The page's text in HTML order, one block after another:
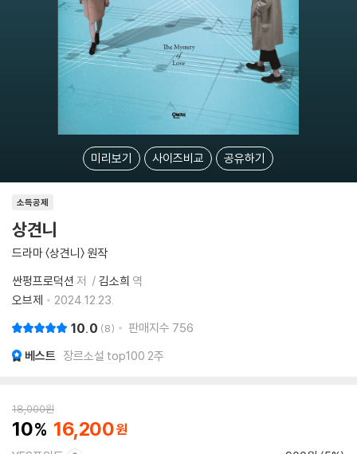
미리보기 사이즈비교 공유하기
소득공제
상견니
드라마 〈상견니〉 원작
싼펑프로덕션 저 김소희 역
오브제
2024.12.23.
10.0 8 판매지수 756
베스트 장르소설 top100 2주
18,000원
10 16,200